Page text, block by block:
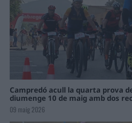
Campredó acull la quarta prova
diumenge 10 de maig amb dos
09 maig 2026